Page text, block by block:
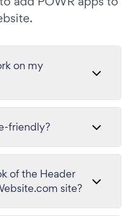
on my
friendly?
of the Header
site?